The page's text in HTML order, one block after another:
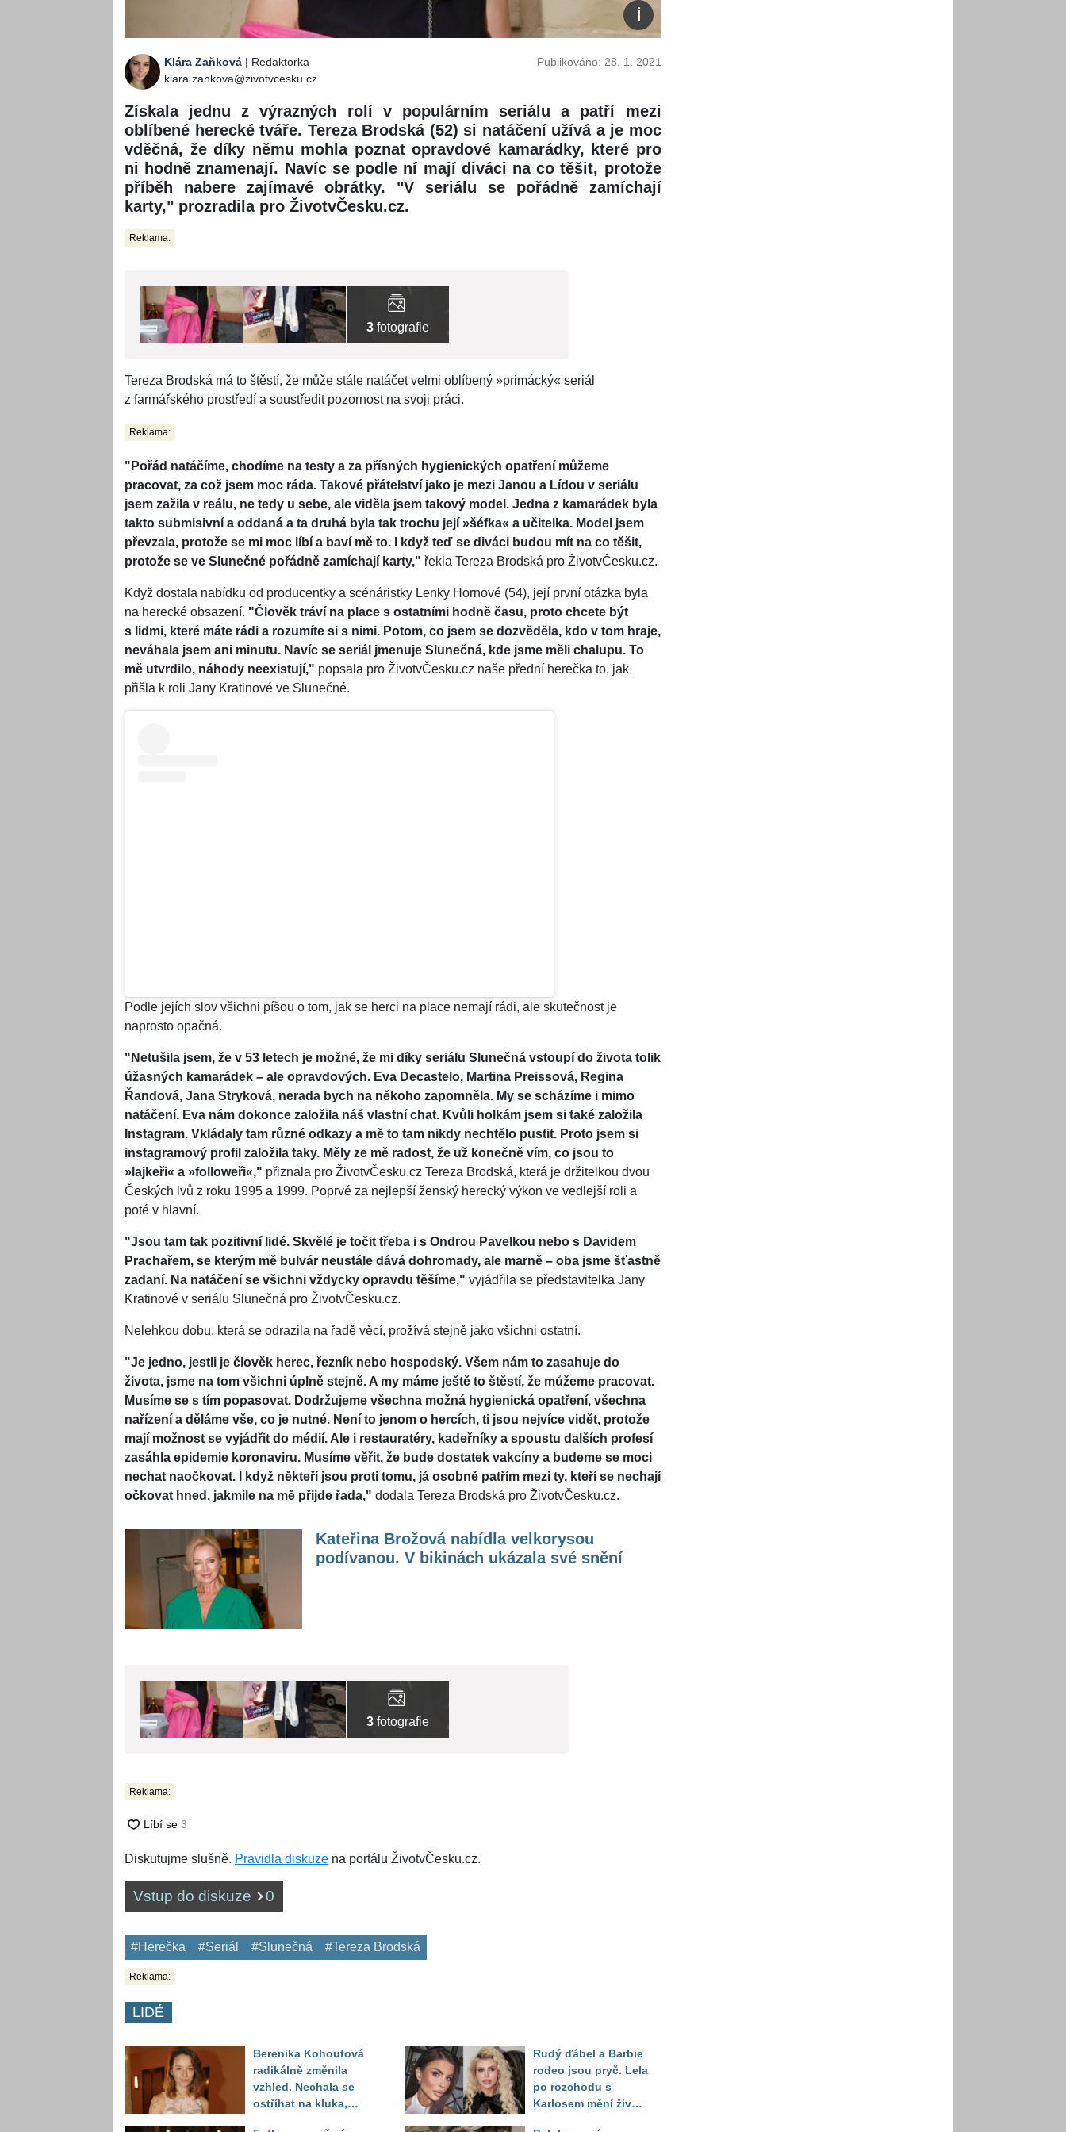
Klára Zaňková | Redaktorka
klara.zankova@zivotvcesku.cz
Publikováno: 28. 1. 2021
Získala jednu z výrazných rolí v populárním seriálu a patří mezi
oblíbené herecké tváře. Tereza Brodská (52) si natáčení užívá a je moc
vděčná, že díky němu mohla poznat opravdové kamarádky, které pro
ni hodně znamenají. Navíc se podle ní mají diváci na co těšit, protože
příběh nabere zajímavé obrátky. "V seriálu se pořádně zamíchají
karty," prozradila pro ŽivotvČesku.cz.
Reklama:
3 fotografie
Tereza Brodská má to štěstí, že může stále natáčet velmi oblíbený »primácký« seriál
z farmářského prostředí a soustředit pozornost na svoji práci.
Reklama:
"Pořád natáčíme, chodíme na testy a za přísných hygienických opatření můžeme
pracovat, za což jsem moc ráda. Takové přátelství jako je mezi Janou a Lídou v seriálu
jsem zažila v reálu, ne tedy u sebe, ale viděla jsem takový model. Jedna z kamarádek byla
takto submisivní a oddaná a ta druhá byla tak trochu její »šéfka« a učitelka. Model jsem
převzala, protože se mi moc líbí a baví mě to. I když teď se diváci budou mít na co těšit,
protože se ve Slunečné pořádně zamíchají karty," řekla Tereza Brodská pro ŽivotvČesku.cz.
Když dostala nabídku od producentky a scénáristky Lenky Hornové (54), její první otázka byla
na herecké obsazení. "Člověk tráví na place s ostatními hodně času, proto chcete být
s lidmi, které máte rádi a rozumíte si s nimi. Potom, co jsem se dozvěděla, kdo v tom hraje,
neváhala jsem ani minutu. Navíc se seriál jmenuje Slunečná, kde jsme měli chalupu. To
mě utvrdilo, náhody neexistují," popsala pro ŽivotvČesku.cz naše přední herečka to, jak
přišla k roli Jany Kratinové ve Slunečné.
Podle jejích slov všichni píšou o tom, jak se herci na place nemají rádi, ale skutečnost je
naprosto opačná.
"Netušila jsem, že v 53 letech je možné, že mi díky seriálu Slunečná vstoupí do života tolik
úžasných kamarádek – ale opravdových. Eva Decastelo, Martina Preissová, Regina
Řandová, Jana Stryková, nerada bych na někoho zapomněla. My se scházíme i mimo
natáčení. Eva nám dokonce založila náš vlastní chat. Kvůli holkám jsem si také založila
Instagram. Vkládaly tam různé odkazy a mě to tam nikdy nechtělo pustit. Proto jsem si
instagramový profil založila taky. Měly ze mě radost, že už konečně vím, co jsou to
»lajkeři« a »followeři«," přiznala pro ŽivotvČesku.cz Tereza Brodská, která je držitelkou dvou
Českých lvů z roku 1995 a 1999. Poprvé za nejlepší ženský herecký výkon ve vedlejší roli a
poté v hlavní.
"Jsou tam tak pozitivní lidé. Skvělé je točit třeba i s Ondrou Pavelkou nebo s Davidem
Prachařem, se kterým mě bulvár neustále dává dohromady, ale marně – oba jsme šťastně
zadaní. Na natáčení se všichni vždycky opravdu těšíme," vyjádřila se představitelka Jany
Kratinové v seriálu Slunečná pro ŽivotvČesku.cz.
Nelehkou dobu, která se odrazila na řadě věcí, prožívá stejně jako všichni ostatní.
"Je jedno, jestli je člověk herec, řezník nebo hospodský. Všem nám to zasahuje do
života, jsme na tom všichni úplně stejně. A my máme ještě to štěstí, že můžeme pracovat.
Musíme se s tím popasovat. Dodržujeme všechna možná hygienická opatření, všechna
nařízení a děláme vše, co je nutné. Není to jenom o hercích, ti jsou nejvíce vidět, protože
mají možnost se vyjádřit do médií. Ale i restauratéry, kadeřníky a spoustu dalších profesí
zasáhla epidemie koronaviru. Musíme věřit, že bude dostatek vakcíny a budeme se moci
nechat naočkovat. I když někteří jsou proti tomu, já osobně patřím mezi ty, kteří se nechají
očkovat hned, jakmile na mě přijde řada," dodala Tereza Brodská pro ŽivotvČesku.cz.
Kateřina Brožová nabídla velkorysou
podívanou. V bikinách ukázala své snění
3 fotografie
Reklama:
Diskutujme slušně. Pravidla diskuze na portálu ŽivotvČesku.cz.
Vstup do diskuze 0
#Herečka #Seriál #Slunečná #Tereza Brodská
Reklama:
LIDÉ
Berenika Kohoutová
radikálně změnila
vzhled. Nechala se
ostříhat na kluka,
Rudý ďábel a Barbie
rodeo jsou pryč. Lela
po rozchodu s
Karlosem mění život i